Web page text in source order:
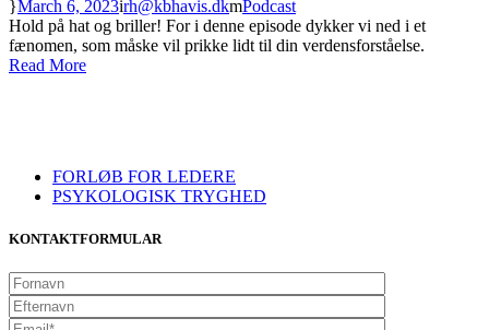
March 6, 2023 rh@kbhavis.dk
Podcast
Hold på hat og briller! For i denne episode dykker vi ned i et
fænomen, som måske vil prikke lidt til din verdensforståelse.
Read More
FORLØB FOR LEDERE
PSYKOLOGISK TRYGHED
KONTAKTFORMULAR